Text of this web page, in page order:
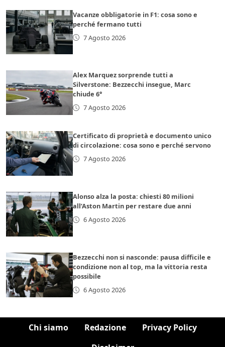
Vacanze obbligatorie in F1: cosa sono e
perché fermano tutti
7 Agosto 2026
Alex Marquez sorprende tutti a
Silverstone: Bezzecchi insegue, Marc
chiude 6°
7 Agosto 2026
Certificato di proprietà e documento unico
di circolazione: cosa sono e perché servono
7 Agosto 2026
Alonso alza la posta: chiesti 80 milioni
all’Aston Martin per restare due anni
6 Agosto 2026
Bezzecchi non si nasconde: pausa difficile e
condizione non al top, ma la vittoria resta
possibile
6 Agosto 2026
Chi siamo Redazione
Privacy Policy